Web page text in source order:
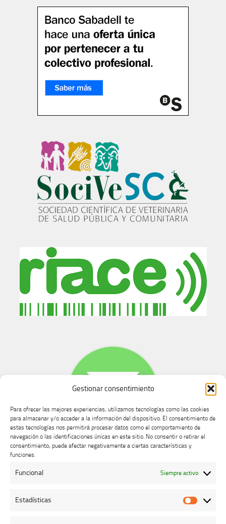
Gestionar consentimiento
Para ofrecer las mejores experiencias, utilizamos tecnologías como las cookies
para almacenar y/o acceder a la información del dispositivo. El consentimiento de
estas tecnologías nos permitirá procesar datos como el comportamiento de
navegación o las identificaciones únicas en este sitio. No consentir o retirar el
consentimiento, puede afectar negativamente a ciertas características y
funciones.
Funcional Siempre activo
Estadísticas
Buzón de dudas, quejas y sugerencias